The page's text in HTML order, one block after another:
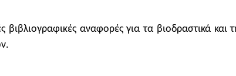
βιβλιογραφικές αναφορές για τα βιοδραστικά